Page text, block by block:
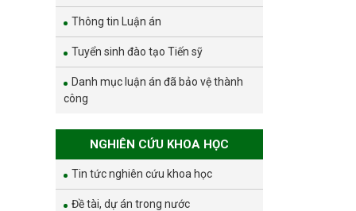
Thông tin Luận án
Tuyển sinh đào tạo Tiến sỹ
Danh mục luận án đã bảo vệ thành
công
NGHIÊN CỨU KHOA HỌC
Tin tức nghiên cứu khoa học
Đề tài, dự án trong nước